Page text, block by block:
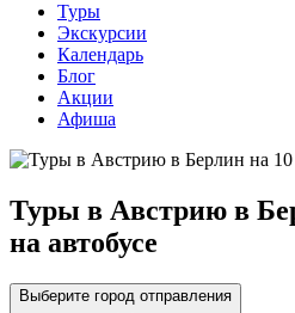
Туры
Экскурсии
Календарь
Блог
Акции
Афиша
Туры в Австрию в
на автобусе
Выберите город отправления